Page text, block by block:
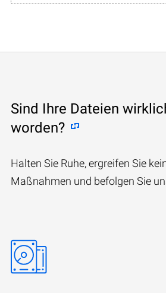
Sind Ihre Dateien
worden?
Halten Sie Ruhe, ergreifen Sie
Maßnahmen und befolgen Sie